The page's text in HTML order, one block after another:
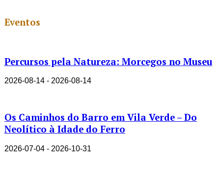
Eventos
Percursos pela Natureza: Morcegos no Museu
2026-08-14 - 2026-08-14
Os Caminhos do Barro em Vila Verde – Do
Neolítico à Idade do Ferro
2026-07-04 - 2026-10-31